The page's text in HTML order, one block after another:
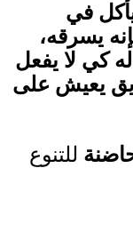
في
يسرقه،
كي لا يفعل
يعيش على
للتنوع